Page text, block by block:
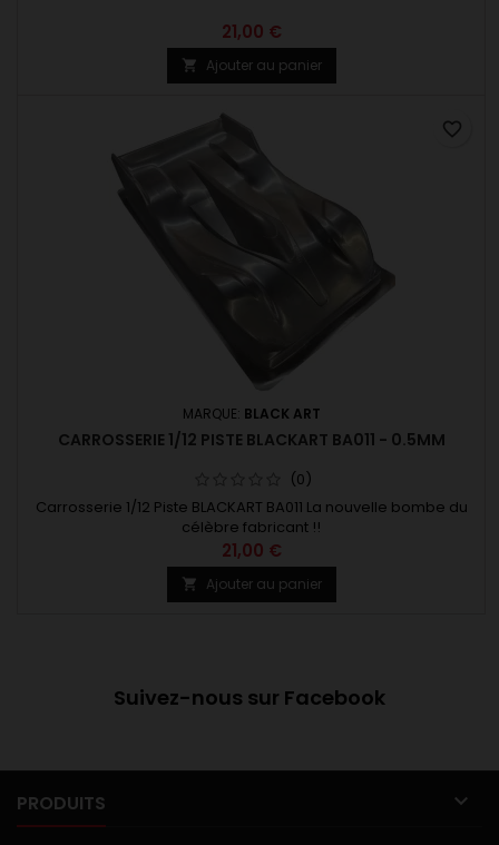
21,00 €
 Ajouter au panier
MARQUE: BLACK ART
CARROSSERIE 1/12 PISTE BLACKART BA011 - 0.5MM
(0)
Carrosserie 1/12 Piste BLACKART BA011 La nouvelle bombe du
célèbre fabricant !!
21,00 €
 Ajouter au panier
favorite_border
Suivez-nous sur Facebook
PRODUITS 